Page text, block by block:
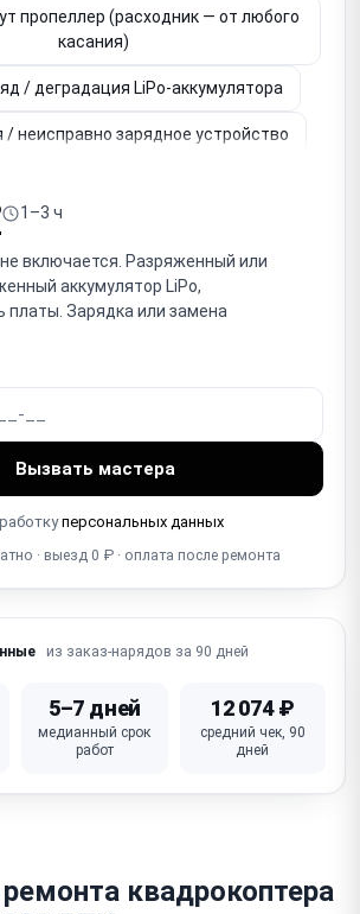
пропеллер (расходник — от любого
касания)
/ деградация LiPo-аккумулятора
/ неисправно зарядное устройство
/ заклинил гимбал (стабилизатор
камеры)
связи с пультом (радиоканал, RC
link)
висение (IMU, компас,
калибровка)
/ мигание индикаторов
(FPV / app link — потеря
контроллер / основная плата
1–3 ч
включается. Разряженный или
аккумулятор LiPo,
платы. Зарядка или замена
Вызвать мастера
персональных данных
· выезд 0 ₽ · оплата после ремонта
из заказ-нарядов за 90 дней
5–7 дней
медианный срок
работ
12 074 ₽
средний чек, 90
дней
квадрокоптера